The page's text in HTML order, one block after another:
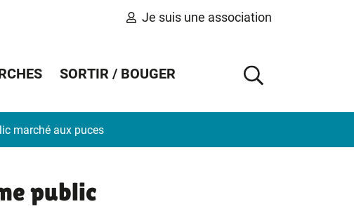
Je suis une association
SORTIR / BOUGER
AFFICHER
marché aux puces
public